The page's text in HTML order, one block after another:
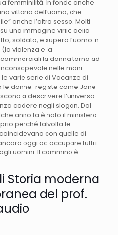
femminilità. In fondo anche
vittoria dell’uomo, che
anche l’altro sesso. Molti
una immagine virile della
soldato, e supera l’uomo in
violenza e la
la donna torna ad
nelle mani
varie serie di Vacanze di
le donne-registe come Jane
a descrivere l’universo
cadere negli slogan. Dal
anno fa è nato il ministero
perché talvolta le
con quelle di
oggi ad occupare tutti i
uomini. Il cammino è
Storia moderna
del prof.